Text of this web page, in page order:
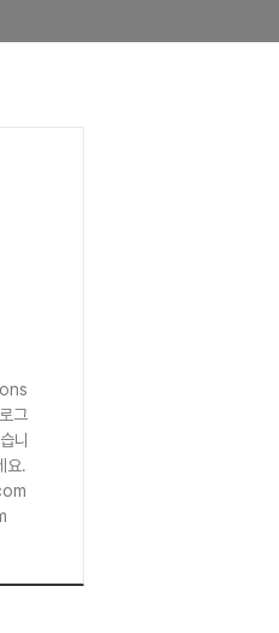
그
니
요.